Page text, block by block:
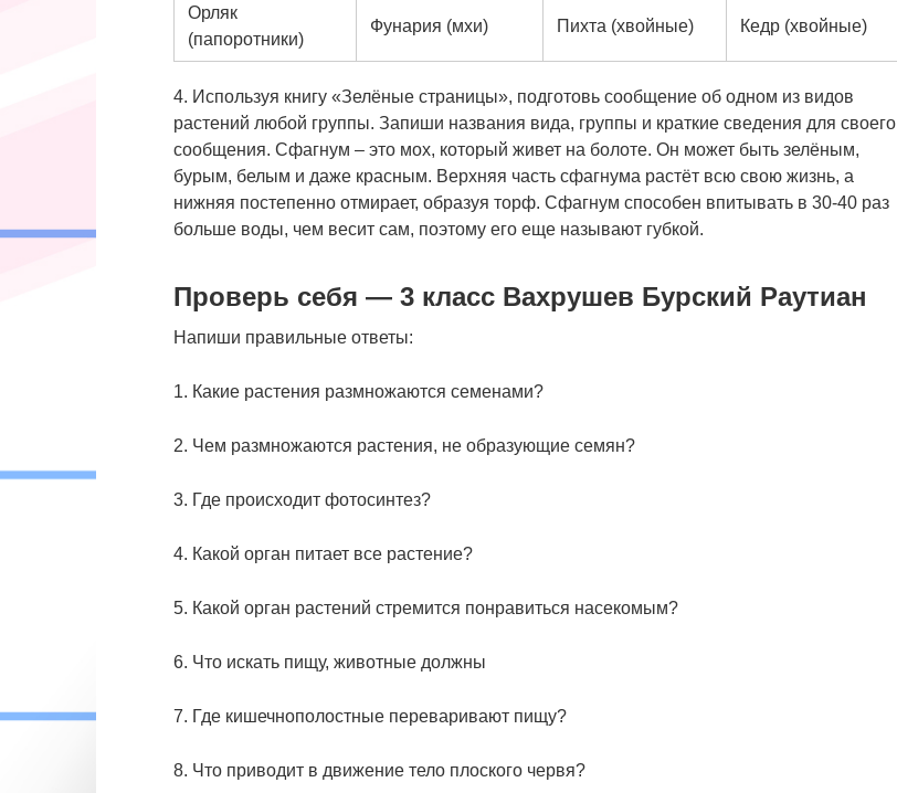
Орляк
(папоротники)
Фунария (мхи) Пихта (хвойные) Кедр (хвойные)
4. Используя книгу «Зелёные страницы», подготовь сообщение об одном из видов
растений любой группы. Запиши названия вида, группы и краткие сведения для своего
сообщения. Сфагнум – это мох, который живет на болоте. Он может быть зелёным,
бурым, белым и даже красным. Верхняя часть сфагнума растёт всю свою жизнь, а
нижняя постепенно отмирает, образуя торф. Сфагнум способен впитывать в 30-40 раз
больше воды, чем весит сам, поэтому его еще называют губкой.
Проверь себя — 3 класс Вахрушев Бурский Раутиан
Напиши правильные ответы:
1. Какие растения размножаются семенами?
2. Чем размножаются растения, не образующие семян?
3. Где происходит фотосинтез?
4. Какой орган питает все растение?
5. Какой орган растений стремится понравиться насекомым?
6. Что искать пищу, животные должны
7. Где кишечнополостные переваривают пищу?
8. Что приводит в движение тело плоского червя?